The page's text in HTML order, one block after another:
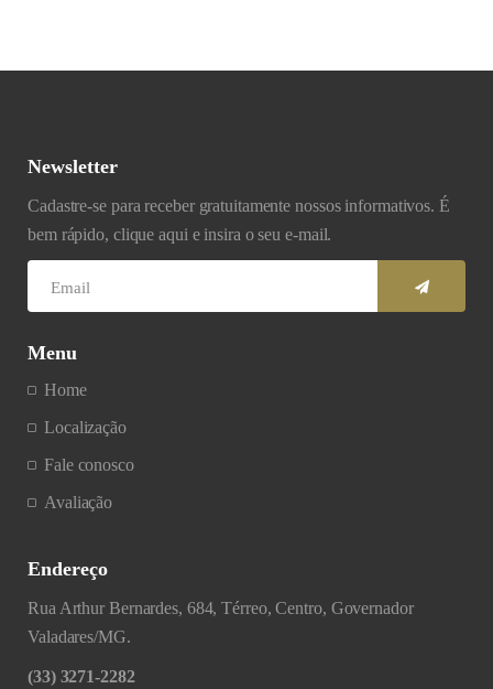
Newsletter
Cadastre-se para receber gratuitamente nossos informativos. É
bem rápido, clique aqui e insira o seu e-mail.
Menu
Home
Localização
Fale conosco
Avaliação
Endereço
Rua Arthur Bernardes, 684, Térreo, Centro, Governador
Valadares/MG.
(33) 3271-2282